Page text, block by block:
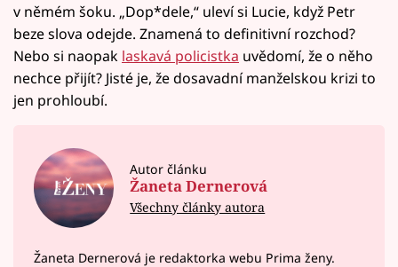
v němém šoku. „Dop*dele,“ uleví si Lucie, když Petr
beze slova odejde. Znamená to definitivní rozchod?
Nebo si naopak laskavá policistka uvědomí, že o něho
nechce přijít? Jisté je, že dosavadní manželskou krizi to
jen prohloubí.
Autor článku
Žaneta Dernerová
Všechny články autora
Žaneta Dernerová je redaktorka webu Prima ženy.